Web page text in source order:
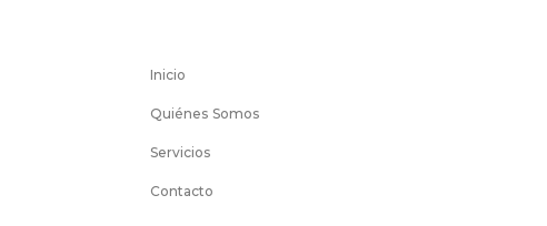
Inicio
Quiénes Somos
Servicios
Contacto